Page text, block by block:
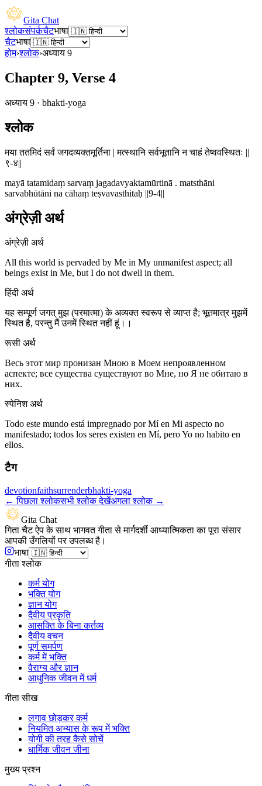
Gita Chat
श्लोकसंपर्कचैटभाषा
चैटभाषा
होम›श्लोक›अध्याय 9
Chapter 9, Verse 4
अध्याय 9 · bhakti-yoga
श्लोक
मया ततमिदं सर्वं जगदव्यक्तमूर्तिना | मत्स्थानि सर्वभूतानि न चाहं तेष्ववस्थितः ||
९-४||
mayā tatamidaṃ sarvaṃ jagadavyaktamūrtinā . matsthāni
sarvabhūtāni na cāhaṃ teṣvavasthitaḥ ||9-4||
अंग्रेज़ी अर्थ
अंग्रेज़ी अर्थ
All this world is pervaded by Me in My unmanifest aspect; all
beings exist in Me, but I do not dwell in them.
हिंदी अर्थ
यह सम्पूर्ण जगत् मुझ (परमात्मा) के अव्यक्त स्वरूप से व्याप्त है; भूतमात्र मुझमें
स्थित है, परन्तु मैं उनमें स्थित नहीं हूं।।
रूसी अर्थ
Весь этот мир пронизан Мною в Моем непроявленном
аспекте; все существа существуют во Мне, но Я не обитаю в
них.
स्पेनिश अर्थ
Todo este mundo está impregnado por Mí en Mi aspecto no
manifestado; todos los seres existen en Mí, pero Yo no habito en
ellos.
टैग
devotionfaithsurrenderbhakti-yoga
←पिछला श्लोकसभी श्लोक देखेंअगला श्लोक→
Gita Chat
गिता चैट ऐप के साथ भागवत गीता से मार्गदर्शी आध्यात्मिकता का पूरा संसार
आपकी उँगलियों पर उपलब्ध है।
भाषा
गीता श्लोक
कर्म योग
भक्ति योग
ज्ञान योग
दैवीय प्रकृति
आसक्ति के बिना कर्तव्य
दैवीय वचन
पूर्ण समर्पण
कर्म में भक्ति
वैराग्य और ज्ञान
आधुनिक जीवन में धर्म
गीता सीख
लगाव छोड़कर कर्म
नियमित अभ्यास के रूप में भक्ति
योगी की तरह कैसे सोचें
धार्मिक जीवन जीना
मुख्य प्रश्न